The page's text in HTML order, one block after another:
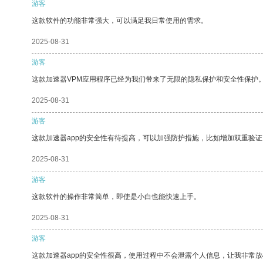
游客
这款软件的功能非常强大，可以满足我日常使用的需求。
2025-08-31
游客
这款加速器VPM应用程序已经为我们带来了无限的隐私保护和安全性保护。
2025-08-31
游客
这款加速器app的安全性有待提高，可以加强防护措施，比如增加双重验证
2025-08-31
游客
这款软件的操作非常简单，即使是小白也能快速上手。
2025-08-31
游客
这款加速器app的安全性很高，使用过程中不会泄露个人信息，让我非常放